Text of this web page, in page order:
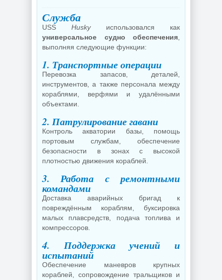
Служба
USS Huskyиспользовался как
универсальное судно обеспечения
выполняя следующие функции:
1. Транспортные операции
Перевозка запасов, деталей,
инструментов, а также персонала между
кораблями, верфями и удалёнными
объектами.
2. Патрулирование гавани
Контроль акватории базы, помощь
портовым службам, обеспечение
безопасности в зонах с высокой
плотностью движения кораблей.
3. Работа с ремонтными
командами
Доставка аварийных бригад к
повреждённым кораблям, буксировка
малых плавсредств, подача топлива и
компрессоров.
4. Поддержка учений и
испытаний
Обеспечение маневров крупных
кораблей, сопровождение тральщиков и